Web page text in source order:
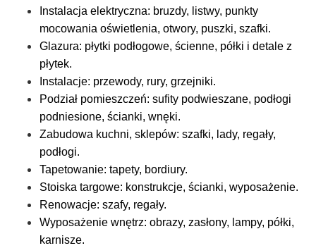
Instalacja elektryczna: bruzdy, listwy, punkty
mocowania oświetlenia, otwory, puszki, szafki.
Glazura: płytki podłogowe, ścienne, półki i detale z
płytek.
Instalacje: przewody, rury, grzejniki.
Podział pomieszczeń: sufity podwieszane, podłogi
podniesione, ścianki, wnęki.
Zabudowa kuchni, sklepów: szafki, lady, regały,
podłogi.
Tapetowanie: tapety, bordiury.
Stoiska targowe: konstrukcje, ścianki, wyposażenie.
Renowacje: szafy, regały.
Wyposażenie wnętrz: obrazy, zasłony, lampy, półki,
karnisze.